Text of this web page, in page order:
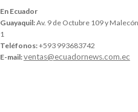
En Ecuador
Guayaquil:Av. 9 de Octubre 109 y
1
Teléfonos:+593 993683742
E-mail:ventas@ecuadornews.com.ec